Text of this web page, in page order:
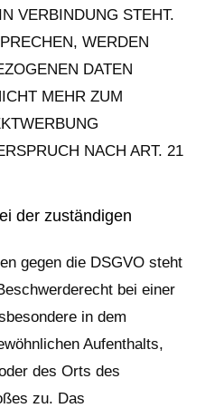
VERBINDUNG STEHT.
WERDEN
DATEN
MEHR ZUM
NACH ART. 21
der zuständigen
gegen die DSGVO steht
bei einer
in dem
Aufenthalts,
des Orts des
zu. Das